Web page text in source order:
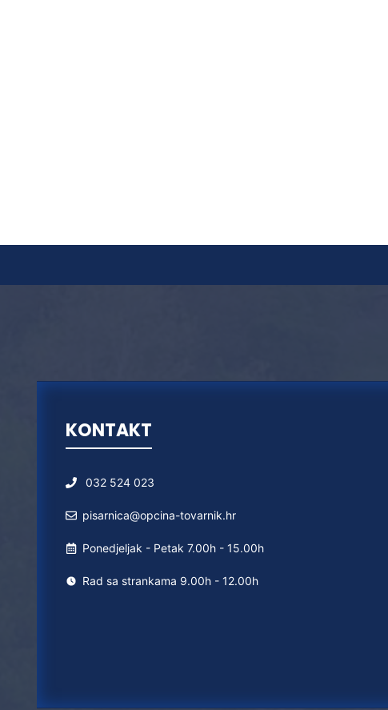
KONTAKT
032 524 023
pisarnica@opcina-tovarnik.hr
Ponedjeljak - Petak 7.00h - 15.00h
Rad sa strankama 9.00h - 12.00h